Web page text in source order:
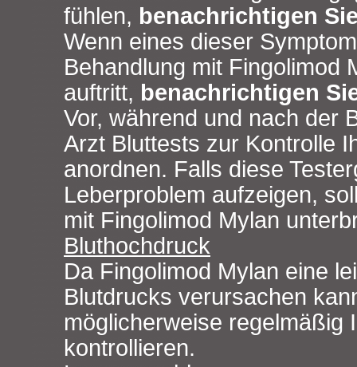
fühlen, benachrichtigen
Wenn eines dieser
Behandlung mit Fingolimod
auftritt, benachrichtigen
Vor, während und nach der
Arzt Bluttests zur Kontrolle
anordnen. Falls diese
Leberproblem aufzeigen,
mit Fingolimod Mylan
Bluthochdruck
Da Fingolimod Mylan eine
Blutdrucks verursachen
möglicherweise regelmäßig
kontrollieren.